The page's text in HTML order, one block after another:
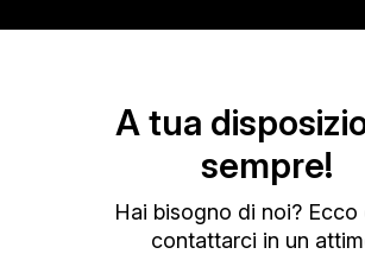
A tua
sempre!
Hai bisogno di noi? Ecco
contattarci in un